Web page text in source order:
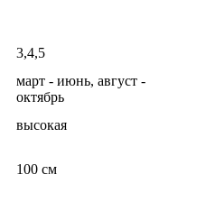
3,4,5
март - июнь, август -
октябрь
высокая
100 см